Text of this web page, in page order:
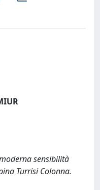
sensibilità
Turrisi Colonna.